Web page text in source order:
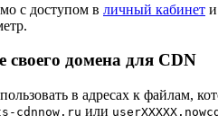
с доступом в личный кабинет
своего домена для CDN
в адресах к файлам,
cdnnow.ru или